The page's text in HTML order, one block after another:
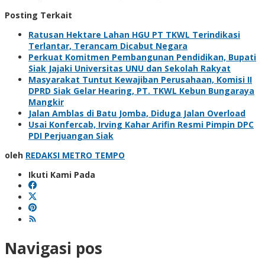
Posting Terkait
Ratusan Hektare Lahan HGU PT TKWL Terindikasi
Terlantar, Terancam Dicabut Negara
Perkuat Komitmen Pembangunan Pendidikan, Bupati
Siak Jajaki Universitas UNU dan Sekolah Rakyat
Masyarakat Tuntut Kewajiban Perusahaan, Komisi II
DPRD Siak Gelar Hearing, PT. TKWL Kebun Bungaraya
Mangkir
Jalan Amblas di Batu Jomba, Diduga Jalan Overload
Usai Konfercab, Irving Kahar Arifin Resmi Pimpin DPC
PDI Perjuangan Siak
oleh REDAKSI METRO TEMPO
Ikuti Kami Pada
Navigasi pos